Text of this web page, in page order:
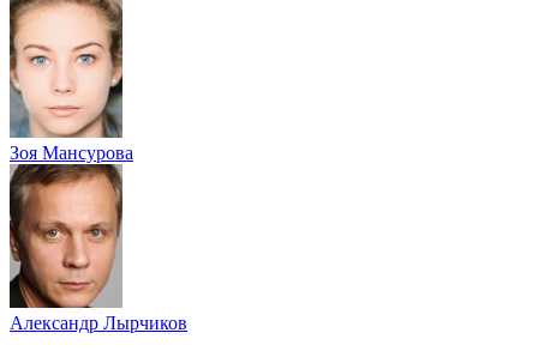
Зоя Мансурова
Александр Лырчиков